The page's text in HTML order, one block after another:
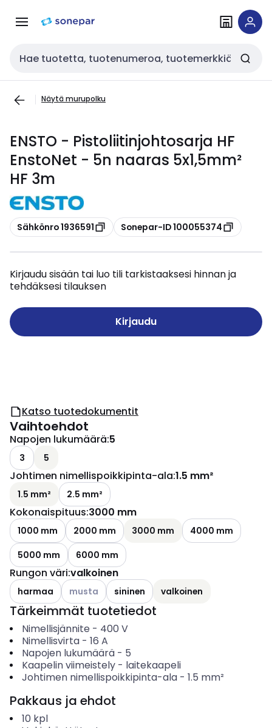
navigointiinsisältöön
Haku
Näytä murupolku
ENSTO - Pistoliitinjohtosarja HF
EnstoNet - 5n naaras 5x1,5mm²
HF 3m
Kopioi
Sähkönro 1936591 Kopioi
Sonepar-ID 100055374
Kirjaudu sisään tai luo tili tarkistaaksesi hinnan ja
tehdäksesi tilauksen
Kirjaudu
Katso tuotedokumentit
Vaihtoehdot
Napojen lukumäärä:5
3 5
Johtimen nimellispoikkipinta-ala:1.5 mm²
1.5 mm² 2.5 mm²
Kokonaispituus:3000 mm
1000 mm 2000 mm 3000 mm
4000 mm
5000 mm
6000 mm
Rungon väri:valkoinen
harmaa Katso käytettävissä olevat vaihtoehdot
musta sininen valkoinen
Tärkeimmät tuotetiedot
Nimellisjännite - 400 V
Nimellisvirta- 16 A
Napojen lukumäärä- 5
Kaapelin viimeistely- laitekaapeli
Johtimen nimellispoikkipinta-ala- 1.5 mm²
Pakkaus ja ehdot
10 kpl